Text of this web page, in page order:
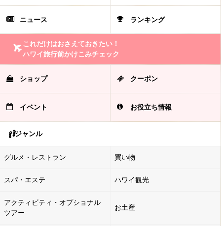
ニュース ランキング
これだけはおさえておきたい！
ハワイ旅行前かけこみチェック
ショップ クーポン
イベント お役立ち情報
ジャンル
グルメ・レストラン 買い物
スパ・エステ ハワイ観光
アクティビティ・オプショナル
ツアー
お土産